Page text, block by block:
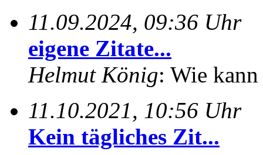
11.09.2024, 09:36 Uhr
eigene Zitate...
Helmut König: Wie
11.10.2021, 10:56 Uhr
Kein tägliches Zit...